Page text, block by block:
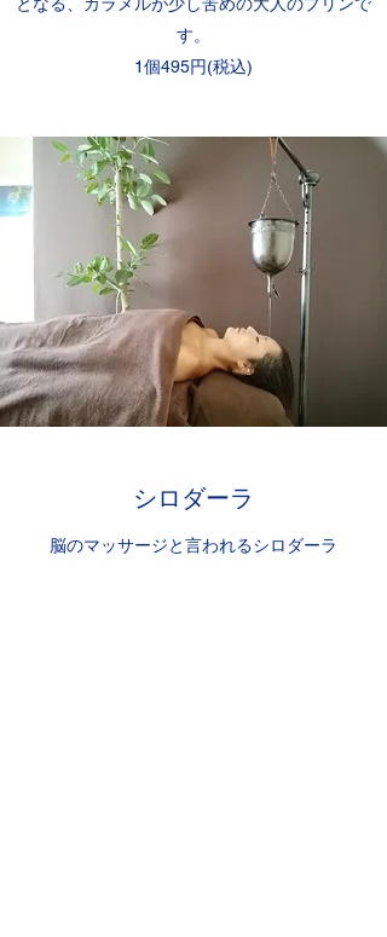
す。
1個495円(税込)
​​シロダーラ
脳のマッサージと言われるシロダーラ​